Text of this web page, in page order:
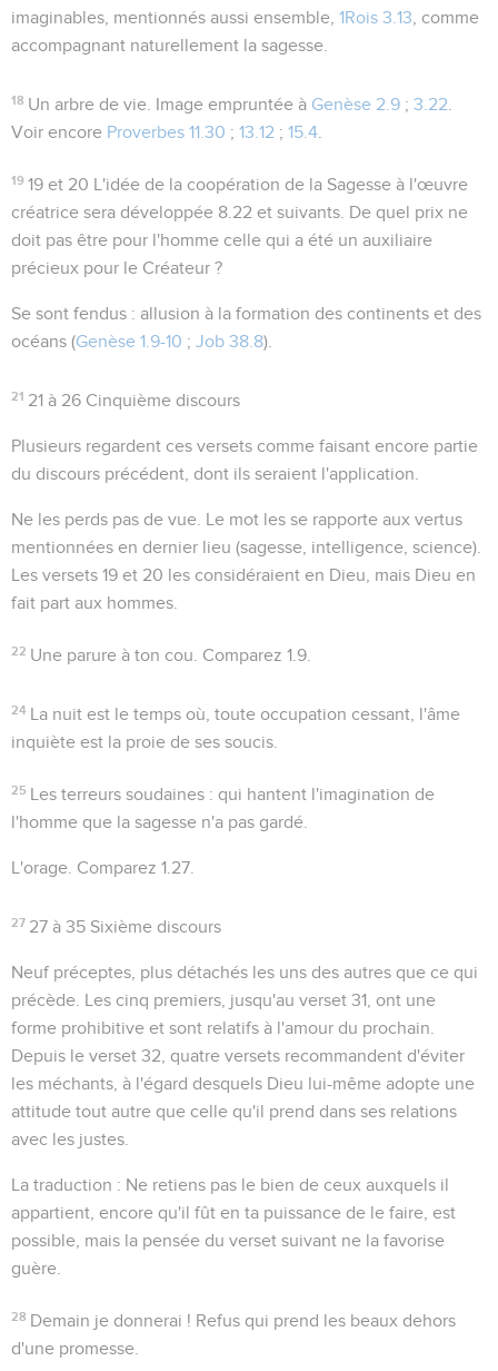
imaginables, mentionnés aussi ensemble, 1Rois 3.13 , comme
accompagnant naturellement la sagesse.
18 Un arbre de vie . Image empruntée à Genèse 2.9 ;3.22
Voir encore Proverbes 11.30 ; 13.12 ; 15.4
19 19 et 20 L'idée de la coopération de la Sagesse à l'œuvre
créatrice sera développée 8.22 et suivants. De quel prix ne
doit pas être pour l'homme celle qui a été un auxiliaire
précieux pour le Créateur ?
Se sont fendus : allusion à la formation des continents et des
océans (Genèse 1.9-10 ; Job 38.8).
21 21 à 26 Cinquième discours
Plusieurs regardent ces versets comme faisant encore partie
du discours précédent, dont ils seraient l'application.
Ne les perds pas de vue . Le mot les se rapporte aux vertus
mentionnées en dernier lieu (sagesse, intelligence, science).
Les versets 19 et 20 les considéraient en Dieu, mais Dieu en
fait part aux hommes.
22 Une parure à ton cou . Comparez1.9
24 La nuit est le temps où, toute occupation cessant, l'âme
inquiète est la proie de ses soucis.
25 Les terreurs soudaines : qui hantent l'imagination de
l'homme que la sagesse n'a pas gardé.
L'orage . Comparez 1.27
27 27 à 35 Sixième discours
Neuf préceptes, plus détachés les uns des autres que ce qui
précède. Les cinq premiers, jusqu'au verset 31, ont une
forme prohibitive et sont relatifs à l'amour du prochain.
Depuis le verset 32, quatre versets recommandent d'éviter
les méchants, à l'égard desquels Dieu lui-même adopte une
attitude tout autre que celle qu'il prend dans ses relations
avec les justes.
La traduction : Ne retiens pas le bien de ceux auxquels il
appartient, encore qu'il fût en ta puissance de le faire , est
possible, mais la pensée du verset suivant ne la favorise
guère.
28 Demain je donnerai ! Refus qui prend les beaux dehors
d'une promesse.